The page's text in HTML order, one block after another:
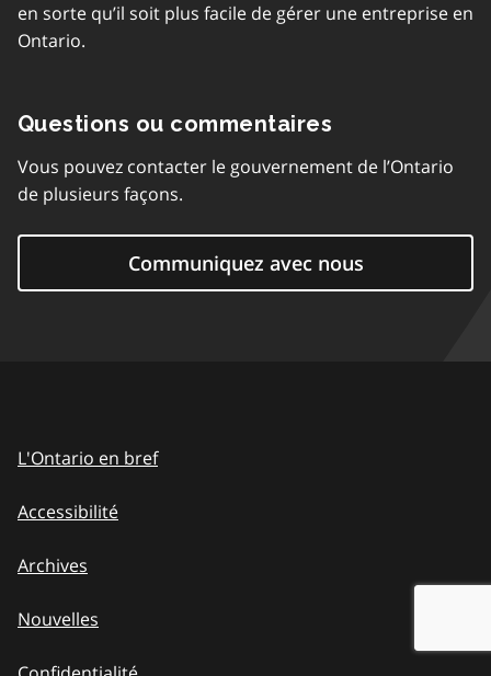
en sorte qu’il soit plus facile de gérer une entreprise en
Ontario.
Questions ou commentaires
Vous pouvez contacter le gouvernement de l’Ontario
de plusieurs façons.
Communiquez avec nous
L'Ontario en bref
Accessibilité
Archives
Nouvelles